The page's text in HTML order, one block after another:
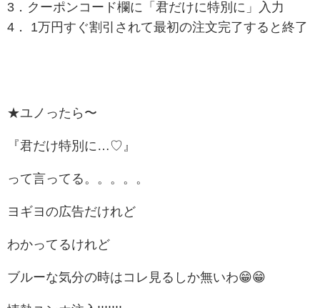
3．クーポンコード欄に
「君だけに特別に」
入力
4． 1万円すぐ割引されて最初の注文完了すると終了
★ユノったら〜
『君だけ特別に…♡』
って言ってる。。。。。
ヨギヨの広告だけれど
わかってるけれど
ブルーな気分の時はコレ見るしか無いわ😁😁